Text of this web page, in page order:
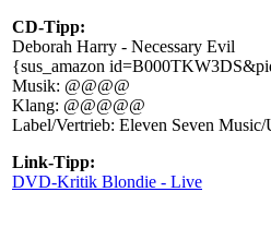
CD-Tipp:
Deborah Harry - Necessary Evil
{sus_amazon
Musik: @@@@
Klang: @@@@@
Label/Vertrieb: Eleven Seven
Link-Tipp:
DVD-Kritik Blondie - Live